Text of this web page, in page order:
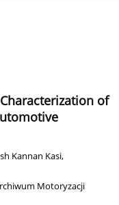
of
Kannan Kasi,
Motoryzacji